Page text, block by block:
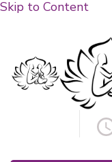
Skip to Content